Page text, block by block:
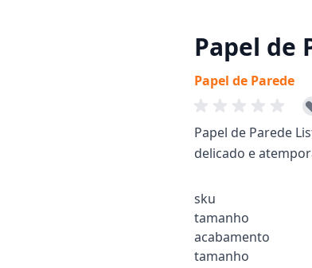
Papel de
Papel de Parede
Papel de Parede
delicado e
sku
tamanho
acabamento
tamanho